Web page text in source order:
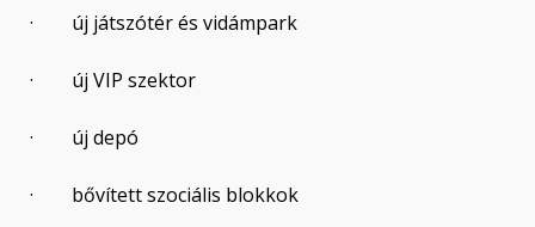
· új játszótér és vidámpark
· új VIP szektor
· új depó
· bővített szociális blokkok